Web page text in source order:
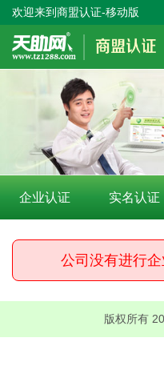
欢迎来到商盟认证-移动版
企业认证 实名认证
公司没有进行
版权所有